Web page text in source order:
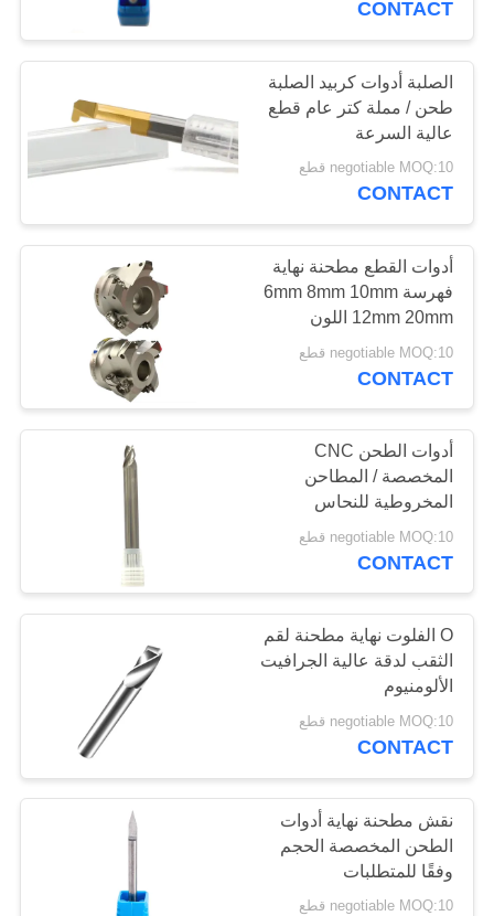
مطحنة التخشين
14
المطاحن الدقيقة
18
مطحنة نهاية فتحة تي
12
مطحنة نهاية القطع
المركزية
11
CONTACT
الصلبة أدوات كربيد الصلبة
طحن / مملة كتر عام قطع
عالية السرعة
negotiable MOQ:10 قطع
CONTACT
أدوات القطع مطحنة نهاية
فهرسة 6mm 8mm 10mm
12mm 20mm اللون
الفضي
negotiable MOQ:10 قطع
CONTACT
أدوات الطحن CNC
المخصصة / المطاحن
المخروطية للنحاس
المصبوب
negotiable MOQ:10 قطع
CONTACT
O الفلوت نهاية مطحنة لقم
الثقب لدقة عالية الجرافيت
الألومنيوم
negotiable MOQ:10 قطع
CONTACT
نقش مطحنة نهاية أدوات
الطحن المخصصة الحجم
وفقًا للمتطلبات
negotiable MOQ:10 قطع